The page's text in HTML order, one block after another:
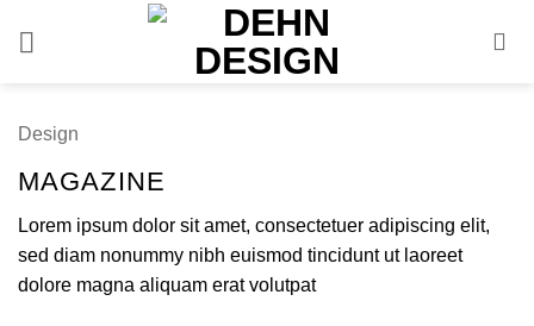
Design
MAGAZINE
Lorem ipsum dolor sit amet, consectetuer adipiscing elit,
sed diam nonummy nibh euismod tincidunt ut laoreet
dolore magna aliquam erat volutpat